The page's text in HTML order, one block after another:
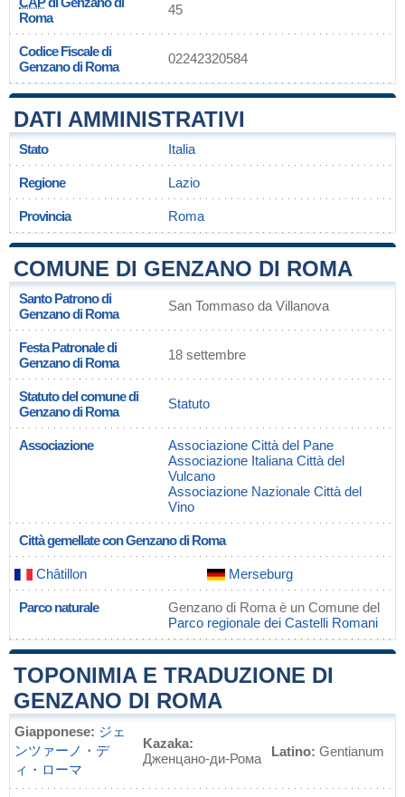
Roma
45
Codice Fiscale di
Genzano di Roma
02242320584
DATI AMMINISTRATIVI
Stato Italia
Regione Lazio
Provincia Roma
COMUNE DI GENZANO DI ROMA
Santo Patrono di
Genzano di Roma
San Tommaso da Villanova
Festa Patronale di
Genzano di Roma
18 settembre
Statuto del comune di
Genzano di Roma
Statuto
Associazione
Associazione Città del Pane
Associazione Italiana Città del
Vulcano
Associazione Nazionale Città del
Vino
Città gemellate con Genzano di Roma
Châtillon Merseburg
Parco naturale
Genzano di Roma è un Comune del
Parco regionale dei Castelli Romani
TOPONIMIA E TRADUZIONE DI
GENZANO DI ROMA
Giapponese: ジェ
ンツァーノ・デ
ィ・ローマ
Kazaka:
Дженцано-ди-Рома
Latino: Gentianum